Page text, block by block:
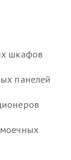
шкафов
панелей